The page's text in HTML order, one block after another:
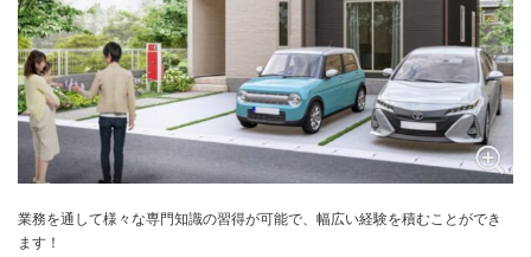
業務を通して様々な専門知識の習得が可能で、幅広い経験を積むことができ
ます！